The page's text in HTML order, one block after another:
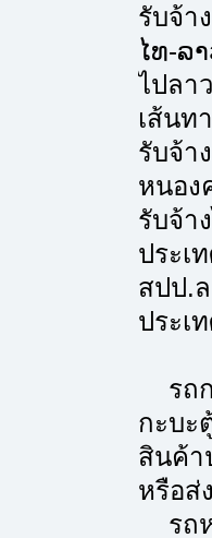
รับจ้า
ໄທ-ລ
ไปลา
เส้นท
รับจ้า
หนอง
รับจ้า
ประเ
สปป.
ประเ
รถก
กะบะ
สินค้า
หรือส่
รถห